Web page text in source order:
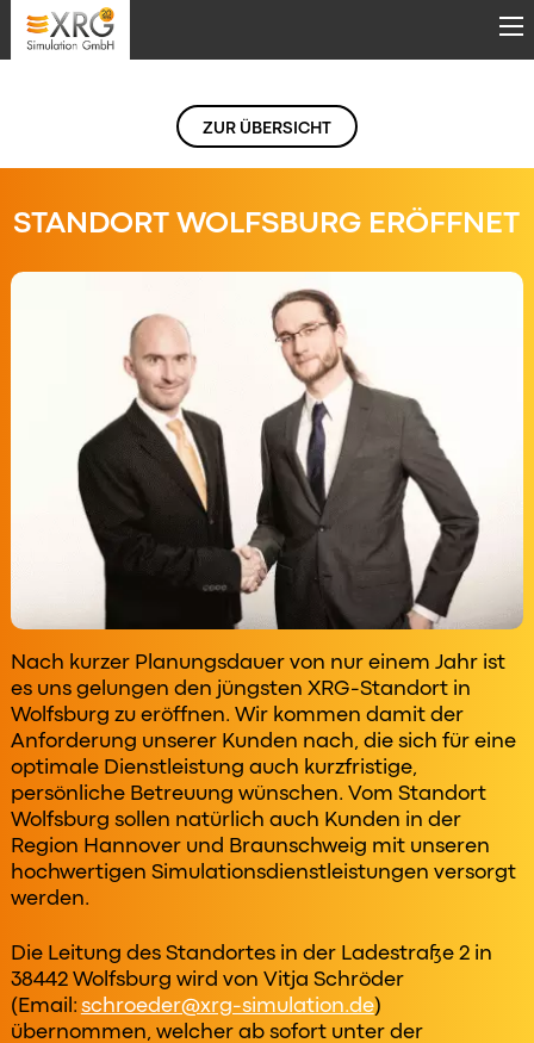
Direkt zum Inhalt
ZUR ÜBERSICHT
STANDORT WOLFSBURG ERÖFFNET
Nach kurzer Planungsdauer von nur einem Jahr ist
es uns gelungen den jüngsten XRG-Standort in
Wolfsburg zu eröffnen. Wir kommen damit der
Anforderung unserer Kunden nach, die sich für eine
optimale Dienstleistung auch kurzfristige,
persönliche Betreuung wünschen. Vom Standort
Wolfsburg sollen natürlich auch Kunden in der
Region Hannover und Braunschweig mit unseren
hochwertigen Simulationsdienstleistungen versorgt
werden.
Die Leitung des Standortes in der Ladestraße 2 in
38442 Wolfsburg wird von Vitja Schröder
(Email: schroeder@xrg-simulation.de)
übernommen, welcher ab sofort unter der